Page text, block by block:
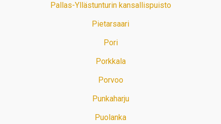
Pallas-Yllästunturin kansallispuisto
Pietarsaari
Pori
Porkkala
Porvoo
Punkaharju
Puolanka